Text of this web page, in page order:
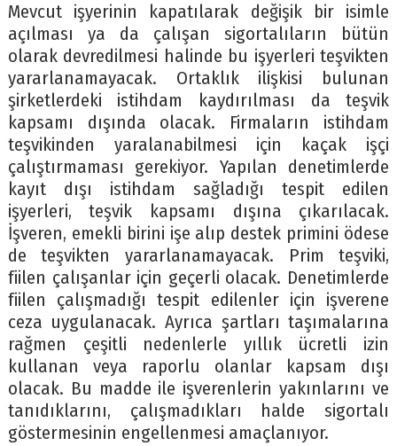
Mevcut işyerinin kapatılarak değişik bir isimle
açılması ya da çalışan sigortalıların bütün
olarak devredilmesi halinde bu işyerleri teşvikten
yararlanamayacak. Ortaklık ilişkisi bulunan
şirketlerdeki istihdam kaydırılması da teşvik
kapsamı dışında olacak. Firmaların istihdam
teşvikinden yaralanabilmesi için kaçak işçi
çalıştırmaması gerekiyor. Yapılan denetimlerde
kayıt dışı istihdam sağladığı tespit edilen
işyerleri, teşvik kapsamı dışına çıkarılacak.
İşveren, emekli birini işe alıp destek primini ödese
de teşvikten yararlanamayacak. Prim teşviki,
fiilen çalışanlar için geçerli olacak. Denetimlerde
fiilen çalışmadığı tespit edilenler için işverene
ceza uygulanacak. Ayrıca şartları taşımalarına
rağmen çeşitli nedenlerle yıllık ücretli izin
kullanan veya raporlu olanlar kapsam dışı
olacak. Bu madde ile işverenlerin yakınlarını ve
tanıdıklarını, çalışmadıkları halde sigortalı
göstermesinin engellenmesi amaçlanıyor.